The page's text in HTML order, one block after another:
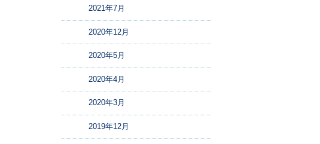
2021年7月
2020年12月
2020年5月
2020年4月
2020年3月
2019年12月